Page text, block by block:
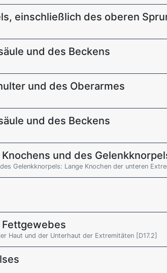
einschließlich des oberen
und des Beckens
und des Oberarmes
und des Beckens
und des
Gelenkknorpels: Lange Knochen der unteren
Haut und der Unterhaut der Extremitäten [D17.2]